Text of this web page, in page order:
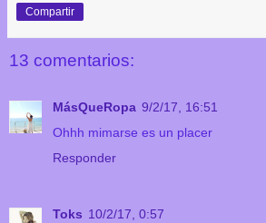
Compartir
13 comentarios:
MásQueRopa 9/2/17, 16:51
Ohhh mimarse es un placer
Responder
Toks 10/2/17, 0:57